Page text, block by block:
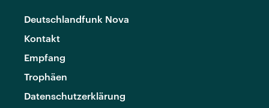
Deutschlandfunk Nova
Kontakt
Empfang
Trophäen
Datenschutzerklärung